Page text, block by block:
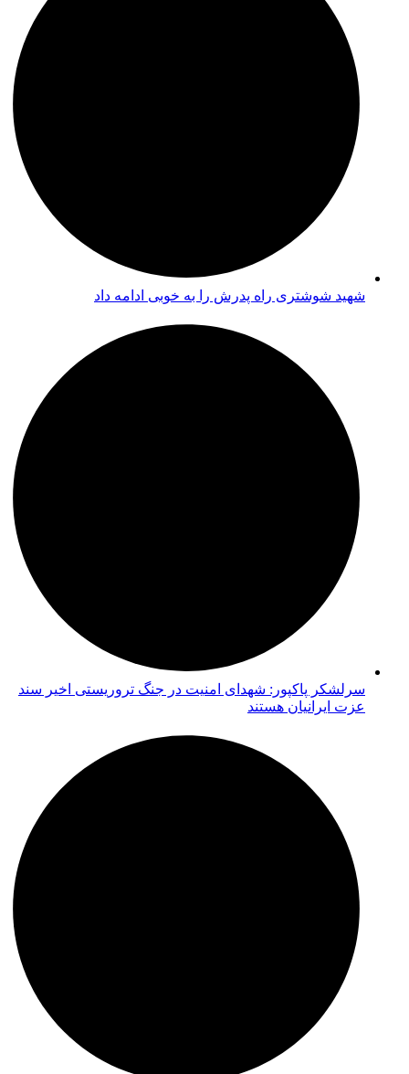
شهید شوشتری راه پدرش را به خوبی ادامه داد
سرلشکر پاکپور: شهدای امنیت در جنگ تروریستی اخیر سند
عزت ایرانیان هستند